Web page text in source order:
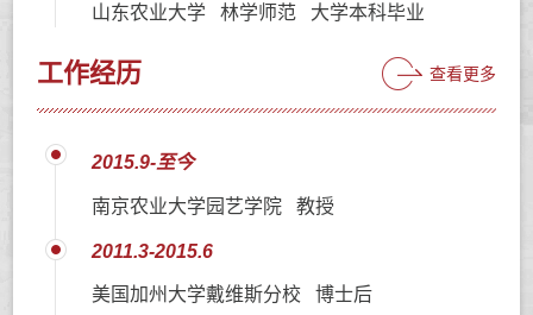
山东农业大学 林学师范 大学本科毕业
工作经历 查看更多
2015.9-至今
南京农业大学园艺学院 教授
2011.3-2015.6
美国加州大学戴维斯分校 博士后